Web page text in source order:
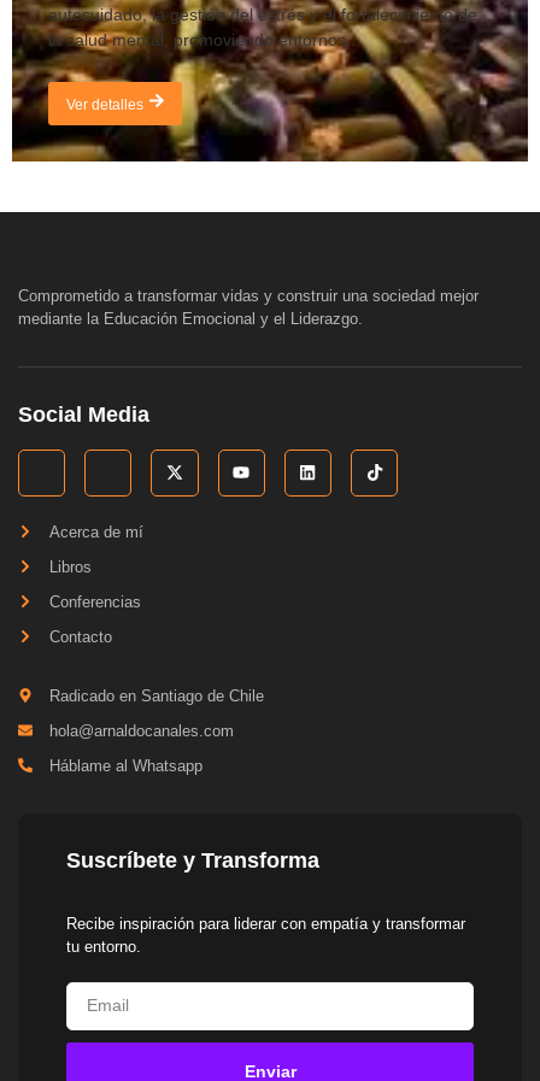
autocuidado, la gestión del estrés y el fortalecimiento de
la salud mental, promoviendo entornos...
Ver detalles
Comprometido a transformar vidas y construir una sociedad mejor
mediante la Educación Emocional y el Liderazgo.
Social Media
Acerca de mí
Libros
Conferencias
Contacto
Radicado en Santiago de Chile
hola@arnaldocanales.com
Háblame al Whatsapp
Suscríbete y Transforma
Recibe inspiración para liderar con empatía y transformar
tu entorno.
Enviar